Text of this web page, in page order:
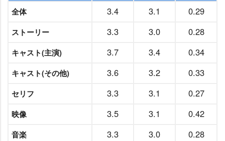
全体 3.4 3.1 0.29
ストーリー 3.3 3.0 0.28
キャスト(主演) 3.7 3.4 0.34
キャスト(その他) 3.6 3.2 0.33
セリフ 3.3 3.1 0.27
映像 3.5 3.1 0.42
音楽 3.3 3.0 0.28